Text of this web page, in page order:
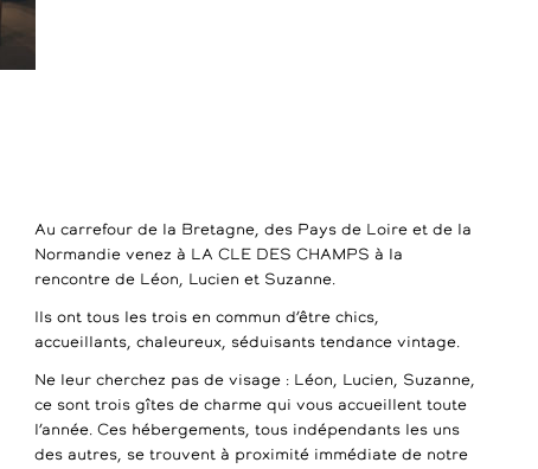
Au carrefour de la Bretagne, des Pays de Loire et de la
Normandie venez à LA CLE DES CHAMPS à la
rencontre de Léon, Lucien et Suzanne.
Ils ont tous les trois en commun d’être chics,
accueillants, chaleureux, séduisants tendance vintage.
Ne leur cherchez pas de visage : Léon, Lucien, Suzanne,
ce sont trois gîtes de charme qui vous accueillent toute
l’année. Ces hébergements, tous indépendants les uns
des autres, se trouvent à proximité immédiate de notre